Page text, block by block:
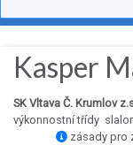
Kasper
SK Vltava Č. Krumlov
výkonnostní třídy
zásady pro